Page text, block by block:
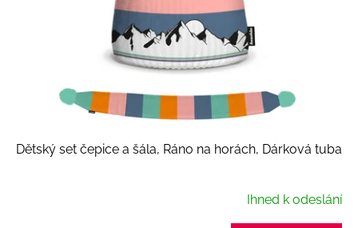
Dětský set čepice a šála, Ráno na horách, Dárková tuba
Ihned k odeslání